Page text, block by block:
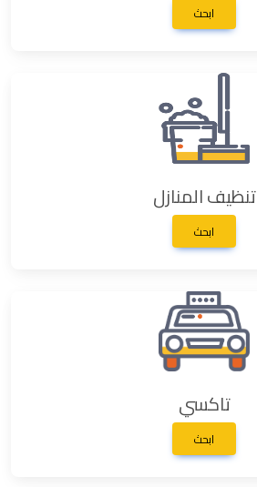
ابحث
تنظيف المنازل
ابحث
تاكسي
ابحث